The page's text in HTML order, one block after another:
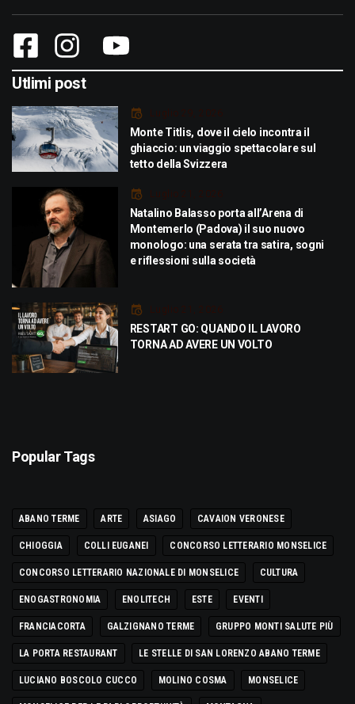
Utlimi post
Luglio 29, 2026
Monte Titlis, dove il cielo incontra il
ghiaccio: un viaggio spettacolare sul
tetto della Svizzera
Luglio 21, 2026
Natalino Balasso porta all’Arena di
Montemerlo (Padova) il suo nuovo
monologo: una serata tra satira, sogni
e riflessioni sulla società
Luglio 21, 2026
RESTART GO: QUANDO IL LAVORO
TORNA AD AVERE UN VOLTO
Popular Tags
ABANO TERME ARTE ASIAGO CAVAION VERONESE
CHIOGGIA COLLI EUGANEI CONCORSO LETTERARIO MONSELICE
CONCORSO LETTERARIO NAZIONALE DI MONSELICE CULTURA
ENOGASTRONOMIA ENOLITECH ESTE EVENTI
FRANCIACORTA GALZIGNANO TERME GRUPPO MONTI SALUTE PIÙ
LA PORTA RESTAURANT LE STELLE DI SAN LORENZO ABANO TERME
LUCIANO BOSCOLO CUCCO MOLINO COSMA MONSELICE